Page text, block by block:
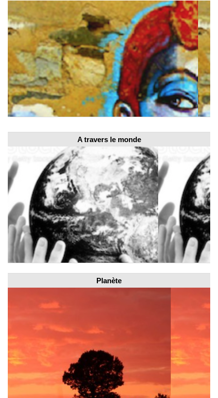
A travers le monde
Planète